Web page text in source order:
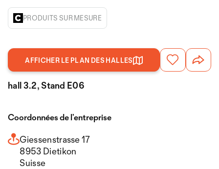
PRODUITS SUR MESURE
AFFICHER LE PLAN DES HALLES
hall 3.2, Stand E06
Coordonnées de l’entreprise
Giessenstrasse 17
8953 Dietikon
Suisse